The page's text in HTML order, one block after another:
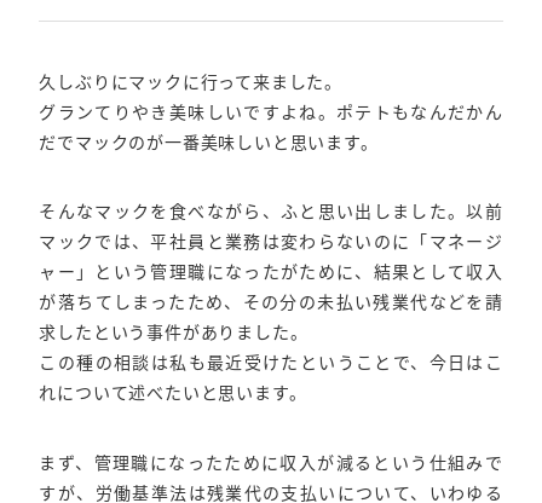
久しぶりにマックに行って来ました。
グランてりやき美味しいですよね。ポテトもなんだかん
だでマックのが一番美味しいと思います。
そんなマックを食べながら、ふと思い出しました。以前
マックでは、平社員と業務は変わらないのに「マネージ
ャー」という管理職になったがために、結果として収入
が落ちてしまったため、その分の未払い残業代などを請
求したという事件がありました。
この種の相談は私も最近受けたということで、今日はこ
れについて述べたいと思います。
まず、管理職になったために収入が減るという仕組みで
すが、労働基準法は残業代の支払いについて、いわゆる